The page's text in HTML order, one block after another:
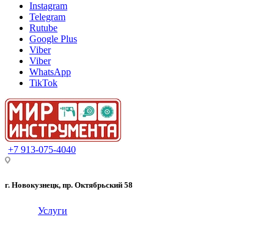
Instagram
Telegram
Rutube
Google Plus
Viber
Viber
WhatsApp
TikTok
+7 913-075-4040
г. Новокузнецк, пр. Октябрьский 58
Услуги